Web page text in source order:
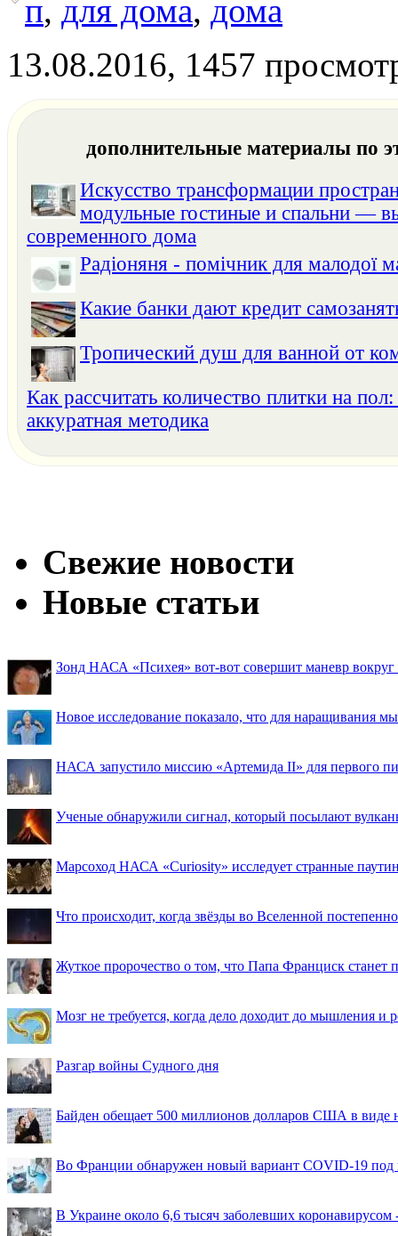
п, для дома, дома
13.08.2016, 1457
дополнительные материалы по
Искусство трансформации
модульные гостиные и спальни —
современного дома
Радіоняня - помічник для малодої
Какие банки дают кредит
Тропический душ для ванной от
Как рассчитать количество плитки на
аккуратная методика
Свежие новости
Новые статьи
Зонд НАСА «Психея» вот-вот совершит маневр вокруг
Новое исследование показало, что для наращивания
НАСА запустило миссию «Артемида II» для первого
Ученые обнаружили сигнал, который посылают
Марсоход НАСА «Curiosity» исследует странные
Что происходит, когда звёзды во Вселенной
Жуткое пророчество о том, что Папа Франциск
Мозг не требуется, когда дело доходит до мышления и
Разгар войны Судного дня
Байден обещает 500 миллионов долларов США в
Во Франции обнаружен новый вариант COVID-19 под
В Украине около 6,6 тысяч заболевших коронавирусом